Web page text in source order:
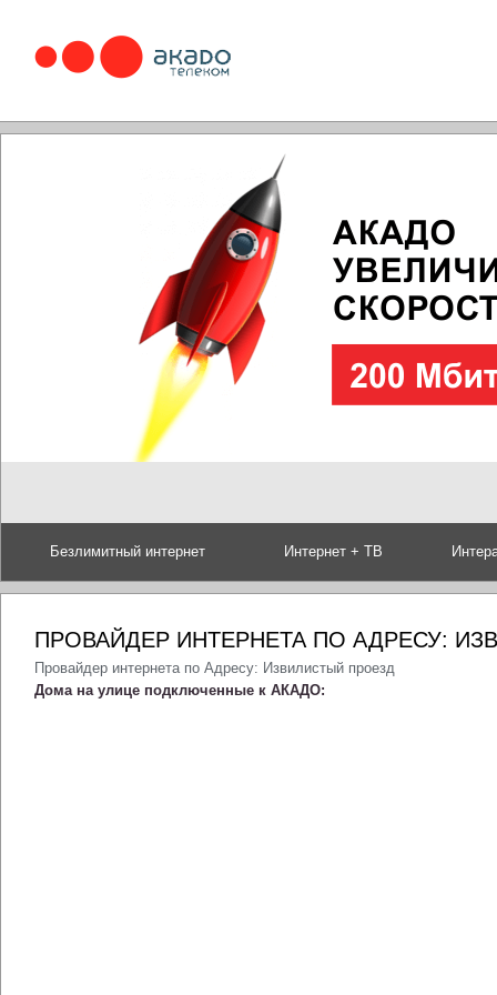
Безлимитный интернет Интернет + ТВ
ПРОВАЙДЕР ИНТЕРНЕТА ПО АДРЕСУ:
Провайдер интернета по Адресу: Извилистый проезд
Дома на улице подключенные к АКАДО: